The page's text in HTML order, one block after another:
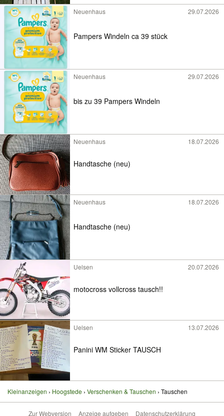
Neuenhaus 29.07.2026
Pampers Windeln ca 39 stück
Neuenhaus 29.07.2026
bis zu 39 Pampers Windeln
Neuenhaus 18.07.2026
Handtasche (neu)
Neuenhaus 18.07.2026
Handtasche (neu)
Uelsen 20.07.2026
motocross vollcross tausch!!
Uelsen 13.07.2026
Panini WM Sticker TAUSCH
Kleinanzeigen Hoogstede Verschenken & Tauschen Tauschen
Zur Webversion Anzeige aufgeben Datenschutzerklärung